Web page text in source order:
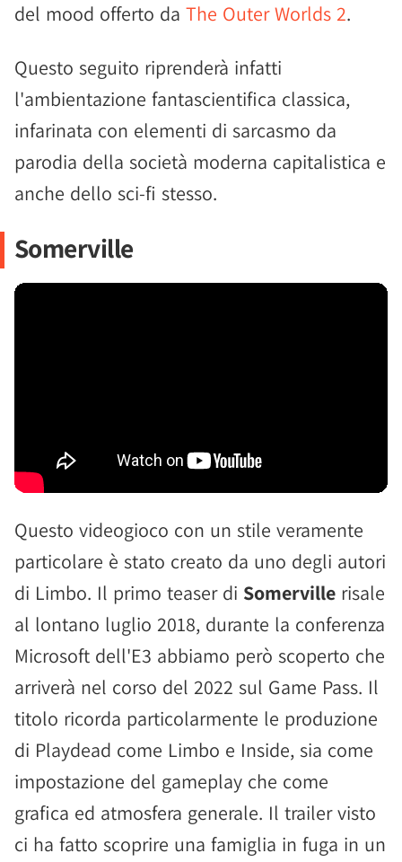
del mood offerto da The Outer Worlds 2.
Questo seguito riprenderà infatti
l'ambientazione fantascientifica classica,
infarinata con elementi di sarcasmo da
parodia della società moderna capitalistica e
anche dello sci-fi stesso.
Somerville
Questo videogioco con un stile veramente
particolare è stato creato da uno degli autori
di Limbo. Il primo teaser di Somerville risale
al lontano luglio 2018, durante la conferenza
Microsoft dell'E3 abbiamo però scoperto che
arriverà nel corso del 2022 sul Game Pass. Il
titolo ricorda particolarmente le produzione
di Playdead come Limbo e Inside, sia come
impostazione del gameplay che come
grafica ed atmosfera generale. Il trailer visto
ci ha fatto scoprire una famiglia in fuga in un